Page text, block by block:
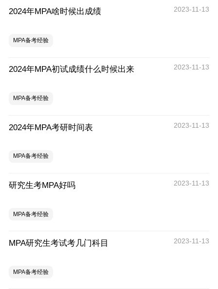
2024年MPA啥时候出成绩 2023-11-13
MPA备考经验
2024年MPA初试成绩什么时候出来 2023-11-13
MPA备考经验
2024年MPA考研时间表 2023-11-13
MPA备考经验
研究生考MPA好吗 2023-11-13
MPA备考经验
MPA研究生考试考几门科目 2023-11-13
MPA备考经验